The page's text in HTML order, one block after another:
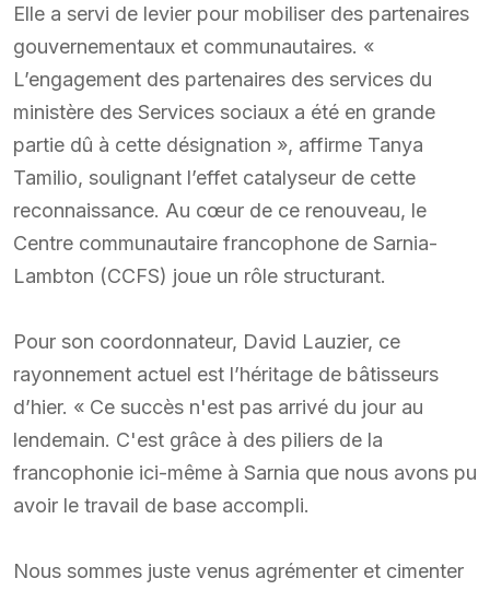
Elle a servi de levier pour mobiliser des partenaires
gouvernementaux et communautaires. «
L’engagement des partenaires des services du
ministère des Services sociaux a été en grande
partie dû à cette désignation », affirme Tanya
Tamilio, soulignant l’effet catalyseur de cette
reconnaissance. Au cœur de ce renouveau, le
Centre communautaire francophone de Sarnia-
Lambton (CCFS) joue un rôle structurant.
Pour son coordonnateur, David Lauzier, ce
rayonnement actuel est l’héritage de bâtisseurs
d’hier. « Ce succès n'est pas arrivé du jour au
lendemain. C'est grâce à des piliers de la
francophonie ici-même à Sarnia que nous avons pu
avoir le travail de base accompli.
Nous sommes juste venus agrémenter et cimenter